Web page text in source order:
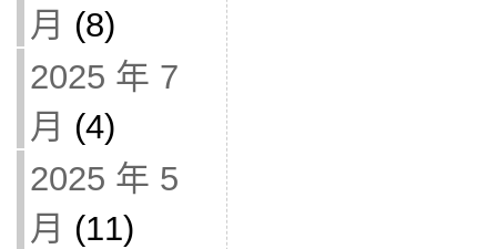
月 (8)
2025 年 7
月 (4)
2025 年 5
月 (11)